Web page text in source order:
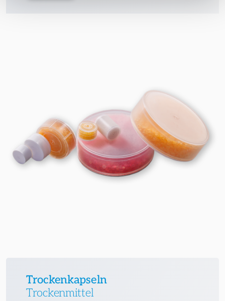
Trockenkapseln
Trockenmittel